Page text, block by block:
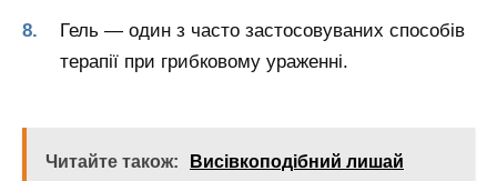
Гель — один з часто застосовуваних способів
терапії при грибковому ураженні.
Читайте також:
Висівкоподібний лишай